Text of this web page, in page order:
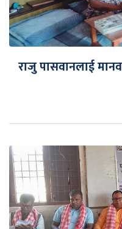
राजु पासवानलाई